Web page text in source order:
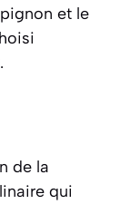
et le
de la
qui